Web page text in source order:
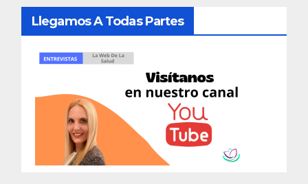
Llegamos A Todas Partes